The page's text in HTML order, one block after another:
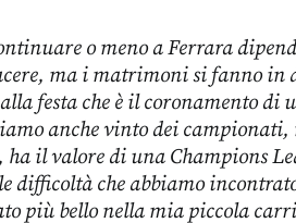
o meno a Ferrara
ma i matrimoni si fanno in
festa che è il coronamento di
anche vinto dei campionati,
ha il valore di una Champions
difficoltà che abbiamo
più bello nella mia piccola